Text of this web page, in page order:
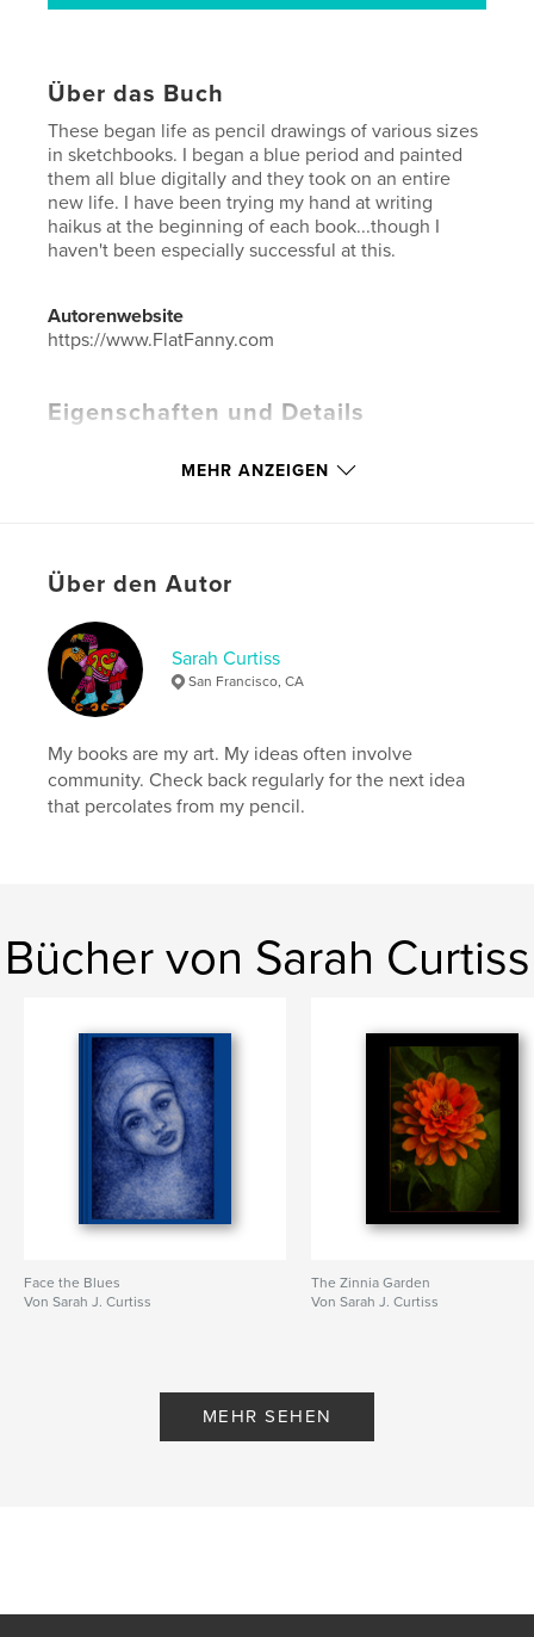
Über das Buch
These began life as pencil drawings of various sizes
in sketchbooks. I began a blue period and painted
them all blue digitally and they took on an entire
new life. I have been trying my hand at writing
haikus at the beginning of each book...though I
haven't been especially successful at this.
Autorenwebsite
https://www.FlatFanny.com
Eigenschaften und Details
Veröffentlichungsdatum:
Sprache
Schlüsselwörter
sketchbook nudes , sarah curtiss
MEHR ANZEIGEN
Über den Autor
Sarah Curtiss
San Francisco, CA
My books are my art. My ideas often involve
community. Check back regularly for the next idea
that percolates from my pencil.
Bücher von Sarah Curtiss
Face the Blues
Von Sarah J. Curtiss
The Zinnia Garden
Von Sarah J. Curtiss
MEHR SEHEN